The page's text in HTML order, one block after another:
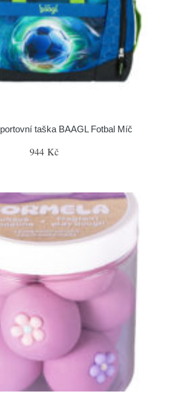
taška BAAGL Fotbal Míč
944 Kč